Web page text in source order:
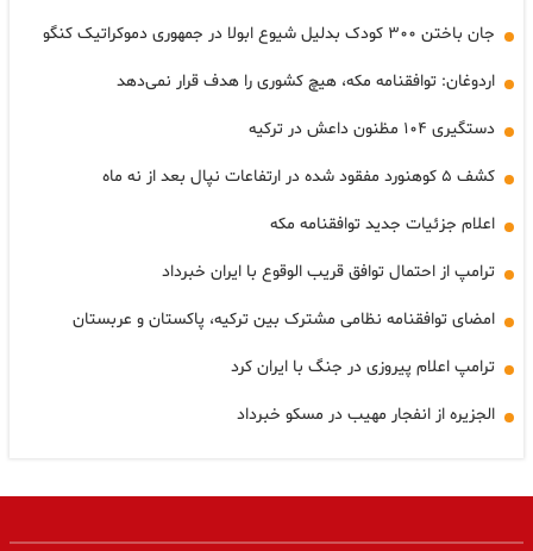
جان باختن ۳۰۰ کودک بدلیل شیوع ابولا در جمهوری دموکراتیک کنگو
اردوغان: توافقنامه مکه، هیچ کشوری را هدف قرار نمی‌دهد
دستگیری ۱۰۴ مظنون داعش در ترکیه
کشف ۵ کوهنورد مفقود شده در ارتفاعات نپال بعد از نه ماه
اعلام جزئیات جدید توافقنامه مکه
ترامپ از احتمال توافق قریب الوقوع با ایران خبرداد
امضای توافقنامه نظامی مشترک بین ترکیه، پاکستان و عربستان
ترامپ اعلام پیروزی در جنگ با ایران کرد
الجزیره از انفجار مهیب در مسکو خبرداد